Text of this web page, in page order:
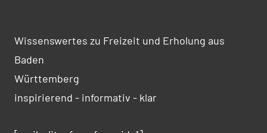
Wissenswertes zu Freizeit und Erholung aus
Baden
Württemberg
inspirierend - informativ - klar